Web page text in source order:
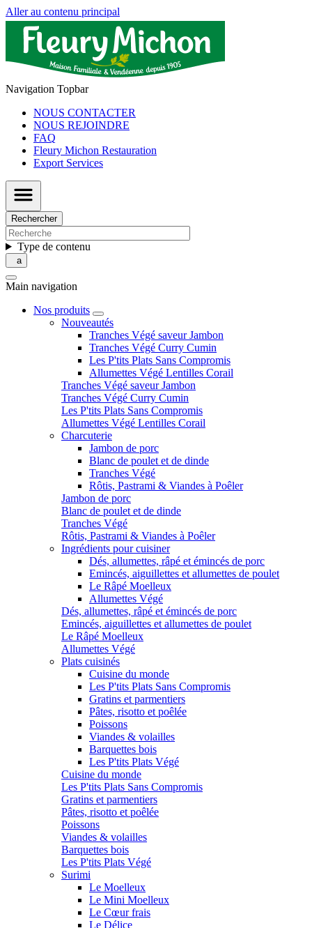
Aller au contenu principal
Navigation Topbar
NOUS CONTACTER
NOUS REJOINDRE
FAQ
Fleury Michon Restauration
Export Services
Rechercher
Type de contenu
Main navigation
Nos produits
Nouveautés
Tranches Végé saveur Jambon
Tranches Végé Curry Cumin
Les P'tits Plats Sans Compromis
Allumettes Végé Lentilles Corail
Tranches Végé saveur Jambon
Tranches Végé Curry Cumin
Les P'tits Plats Sans Compromis
Allumettes Végé Lentilles Corail
Charcuterie
Jambon de porc
Blanc de poulet et de dinde
Tranches Végé
Rôtis, Pastrami & Viandes à Poêler
Jambon de porc
Blanc de poulet et de dinde
Tranches Végé
Rôtis, Pastrami & Viandes à Poêler
Ingrédients pour cuisiner
Dés, allumettes, râpé et émincés de porc
Emincés, aiguillettes et allumettes de poulet
Le Râpé Moelleux
Allumettes Végé
Dés, allumettes, râpé et émincés de porc
Emincés, aiguillettes et allumettes de poulet
Le Râpé Moelleux
Allumettes Végé
Plats cuisinés
Cuisine du monde
Les P'tits Plats Sans Compromis
Gratins et parmentiers
Pâtes, risotto et poêlée
Poissons
Viandes & volailles
Barquettes bois
Les P'tits Plats Végé
Cuisine du monde
Les P'tits Plats Sans Compromis
Gratins et parmentiers
Pâtes, risotto et poêlée
Poissons
Viandes & volailles
Barquettes bois
Les P'tits Plats Végé
Surimi
Le Moelleux
Le Mini Moelleux
Le Cœur frais
Le Délice